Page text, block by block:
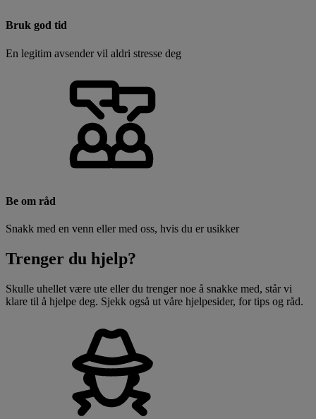
Bruk god tid
En legitim avsender vil aldri stresse deg
Be om råd
Snakk med en venn eller med oss, hvis du er usikker
Trenger du hjelp?
Skulle uhellet være ute eller du trenger noe å snakke med, står vi
klare til å hjelpe deg. Sjekk også ut våre hjelpesider, for tips og råd.